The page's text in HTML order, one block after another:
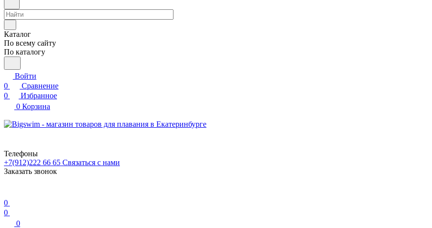
Каталог
По всему сайту
По каталогу
Войти
0
Сравнение
0
Избранное
0 Корзина
Телефоны
+7(912)222 66 65 Связаться с нами
Заказать звонок
0
0
0